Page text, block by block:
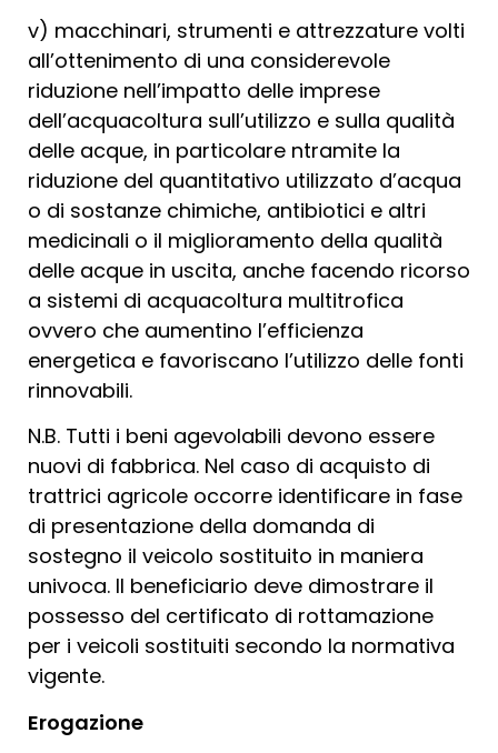
v) macchinari, strumenti e attrezzature volti
all’ottenimento di una considerevole
riduzione nell’impatto delle imprese
dell’acquacoltura sull’utilizzo e sulla qualità
delle acque, in particolare ntramite la
riduzione del quantitativo utilizzato d’acqua
o di sostanze chimiche, antibiotici e altri
medicinali o il miglioramento della qualità
delle acque in uscita, anche facendo ricorso
a sistemi di acquacoltura multitrofica
ovvero che aumentino l’efficienza
energetica e favoriscano l’utilizzo delle fonti
rinnovabili.
N.B. Tutti i beni agevolabili devono essere
nuovi di fabbrica. Nel caso di acquisto di
trattrici agricole occorre identificare in fase
di presentazione della domanda di
sostegno il veicolo sostituito in maniera
univoca. Il beneficiario deve dimostrare il
possesso del certificato di rottamazione
per i veicoli sostituiti secondo la normativa
vigente.
Erogazione